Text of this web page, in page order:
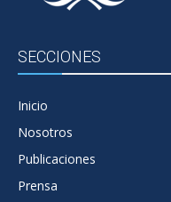
SECCIONES
Inicio
Nosotros
Publicaciones
Prensa